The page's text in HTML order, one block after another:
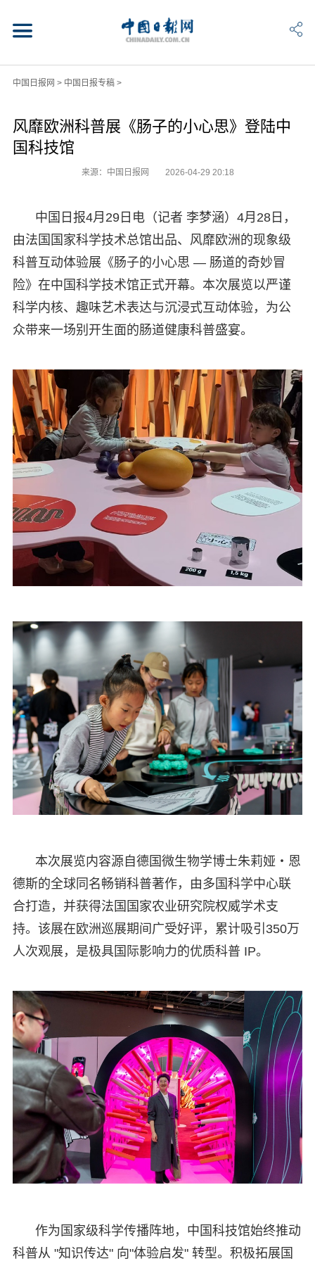
中国日报网 > 中国日报专稿>
风靡欧洲科普展《肠子的小心思》登陆中
国科技馆
来源：中国日报网 2026-04-29 20:18
中国日报4月29日电（记者 李梦涵）4月28日，
由法国国家科学技术总馆出品、风靡欧洲的现象级
科普互动体验展《肠子的小心思 — 肠道的奇妙冒
险》在中国科学技术馆正式开幕。本次展览以严谨
科学内核、趣味艺术表达与沉浸式互动体验，为公
众带来一场别开生面的肠道健康科普盛宴。
本次展览内容源自德国微生物学博士朱莉娅・恩
德斯的全球同名畅销科普著作，由多国科学中心联
合打造，并获得法国国家农业研究院权威学术支
持。该展在欧洲巡展期间广受好评，累计吸引350万
人次观展，是极具国际影响力的优质科普 IP。
作为国家级科学传播阵地，中国科技馆始终推动
科普从 "知识传达" 向"体验启发" 转型。积极拓展国